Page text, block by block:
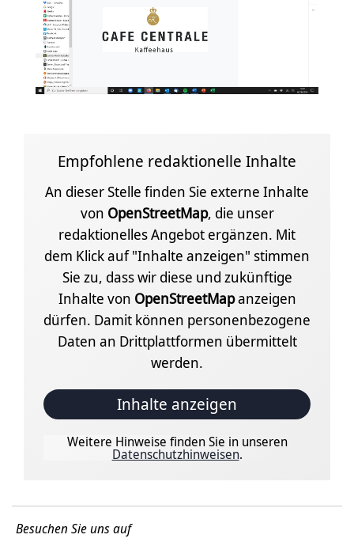
Empfohlene redaktionelle Inhalte
An dieser Stelle finden Sie externe Inhalte
von OpenStreetMap, die unser
redaktionelles Angebot ergänzen. Mit
dem Klick auf "Inhalte anzeigen" stimmen
Sie zu, dass wir diese und zukünftige
Inhalte von OpenStreetMapanzeigen
dürfen. Damit können personenbezogene
Daten an Drittplattformen übermittelt
werden.
Inhalte anzeigen
Weitere Hinweise finden Sie in unseren
Datenschutzhinweisen.
Besuchen Sie uns auf